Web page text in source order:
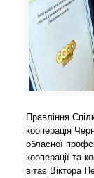
Правління
кооперація
обласної
кооперації та
вітає Віктора